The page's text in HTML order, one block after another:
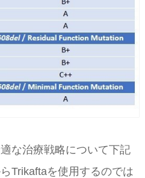
な治療戦略について下記
Trikaftaを使用するのでは